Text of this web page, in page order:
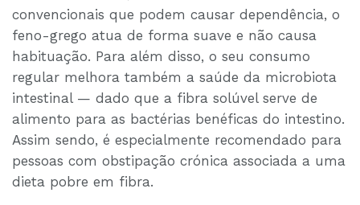
convencionais que podem causar dependência, o
feno-grego atua de forma suave e não causa
habituação. Para além disso, o seu consumo
regular melhora também a saúde da microbiota
intestinal — dado que a fibra solúvel serve de
alimento para as bactérias benéficas do intestino.
Assim sendo, é especialmente recomendado para
pessoas com obstipação crónica associada a uma
dieta pobre em fibra.